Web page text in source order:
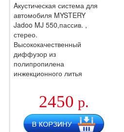
Aкустическая система для
автомобиля MYSTERY
Jadoo MJ 550,пассив. ,
стерео.
Высококачественный
диффузор из
полипропилена
инжекционного литья
2450 р.